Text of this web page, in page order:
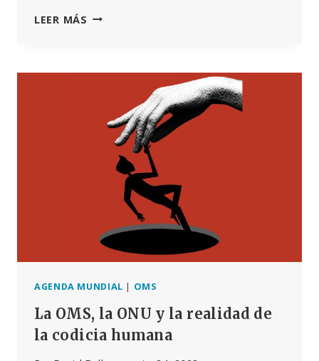
LEER MÁS LA
TERGIVERSANDO
SABIENDAS
PROPIOS
DATOS
COVID
AGENDA MUNDIAL | OMS
La OMS, la ONU y la realidad de
la codicia humana